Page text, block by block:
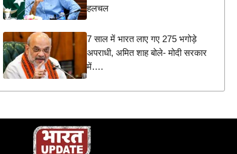
हलचल
7 साल में भारत लाए गए 275 भगोड़े
अपराधी, अमित शाह बोले- मोदी सरकार
में….